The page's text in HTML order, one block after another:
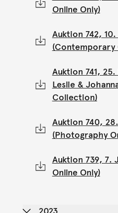
Online Only)
Auktion 742, 10.
(Contemporary
Auktion 741,
Leslie &
Collection)
Auktion 740,
(Photography
Auktion 739, 7.
Online Only)